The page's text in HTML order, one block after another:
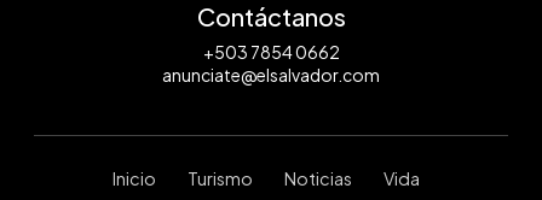
Contáctanos
+503 7854 0662
anunciate@elsalvador.com
Inicio Turismo Noticias Vida